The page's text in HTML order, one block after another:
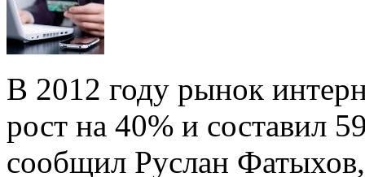
В 2012 году рынок
рост на 40% и составил
сообщил Руслан Фатыхов,